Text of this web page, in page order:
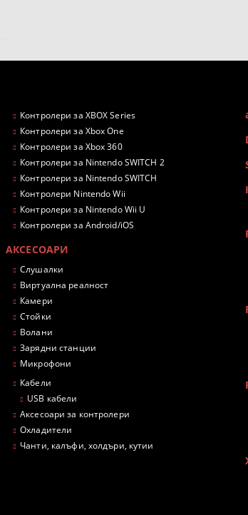
Контролери за XBOX Series
Контролери за Xbox One
Контролери за Xbox 360
Контролери за Nintendo SWITCH 2
Контролери за Nintendo SWITCH
Контролери Nintendo Wii
Контролери за Nintendo Wii U
Контролери за Android/iOS
АКСЕСОАРИ
Слушалки
Виртуална реалност
Камери
Стойки
Волани
Зарядни станции
Микрофони
Кабели
USB кабели
Аксесоари за контролери
Охладители
Чанти, калъфи, холдъри, кутии